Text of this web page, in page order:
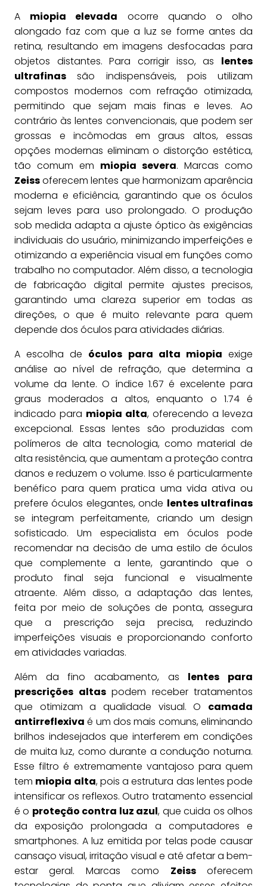
A miopia elevada ocorre quando o olho
alongado faz com que a luz se forme antes da
retina, resultando em imagens desfocadas para
objetos distantes. Para corrigir isso, as lentes
ultrafinas são indispensáveis, pois utilizam
compostos modernos com refração otimizada,
permitindo que sejam mais finas e leves. Ao
contrário às lentes convencionais, que podem ser
grossas e incômodas em graus altos, essas
opções modernas eliminam o distorção estética,
tão comum em miopia severa. Marcas como
Zeissoferecem lentes que harmonizam aparência
moderna e eficiência, garantindo que os óculos
sejam leves para uso prolongado. O produção
sob medida adapta a ajuste óptico às exigências
individuais do usuário, minimizando imperfeições e
otimizando a experiência visual em funções como
trabalho no computador. Além disso, a tecnologia
de fabricação digital permite ajustes precisos,
garantindo uma clareza superior em todas as
direções, o que é muito relevante para quem
depende dos óculos para atividades diárias.
A escolha de óculos para alta miopia exige
análise ao nível de refração, que determina a
volume da lente. O índice 1.67 é excelente para
graus moderados a altos, enquanto o 1.74 é
indicado para miopia alta, oferecendo a leveza
excepcional. Essas lentes são produzidas com
polímeros de alta tecnologia, como material de
alta resistência, que aumentam a proteção contra
danos e reduzem o volume. Isso é particularmente
benéfico para quem pratica uma vida ativa ou
prefere óculos elegantes, onde lentes ultrafinas
se integram perfeitamente, criando um design
sofisticado. Um especialista em óculos pode
recomendar na decisão de uma estilo de óculos
que complemente a lente, garantindo que o
produto final seja funcional e visualmente
atraente. Além disso, a adaptação das lentes,
feita por meio de soluções de ponta, assegura
que a prescrição seja precisa, reduzindo
imperfeições visuais e proporcionando conforto
em atividades variadas.
Além da fino acabamento, as lentes para
prescrições altaspodem receber tratamentos
que otimizam a qualidade visual. O camada
antirreflexiva é um dos mais comuns, eliminando
brilhos indesejados que interferem em condições
de muita luz, como durante a condução noturna.
Esse filtro é extremamente vantajoso para quem
tem miopia alta, pois a estrutura das lentes pode
intensificar os reflexos. Outro tratamento essencial
é o proteção contra luz azul, que cuida os olhos
da exposição prolongada a computadores e
smartphones. A luz emitida por telas pode causar
cansaço visual, irritação visual e até afetar a bem-
estar geral. Marcas como Zeissoferecem